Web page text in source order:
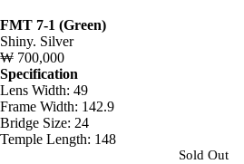
FMT 7-1 (Green)
Shiny. Silver
₩ 700,000
Specification
Lens Width: 49
Frame Width: 142.9
Bridge Size: 24
Temple Length: 148
Sold Out